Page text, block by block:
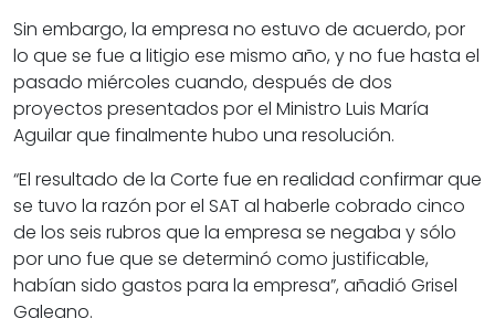
Sin embargo, la empresa no estuvo de acuerdo, por
lo que se fue a litigio ese mismo año, y no fue hasta el
pasado miércoles cuando, después de dos
proyectos presentados por el Ministro Luis María
Aguilar que finalmente hubo una resolución.
“El resultado de la Corte fue en realidad confirmar que
se tuvo la razón por el SAT al haberle cobrado cinco
de los seis rubros que la empresa se negaba y sólo
por uno fue que se determinó como justificable,
habían sido gastos para la empresa”, añadió Grisel
Galeano.